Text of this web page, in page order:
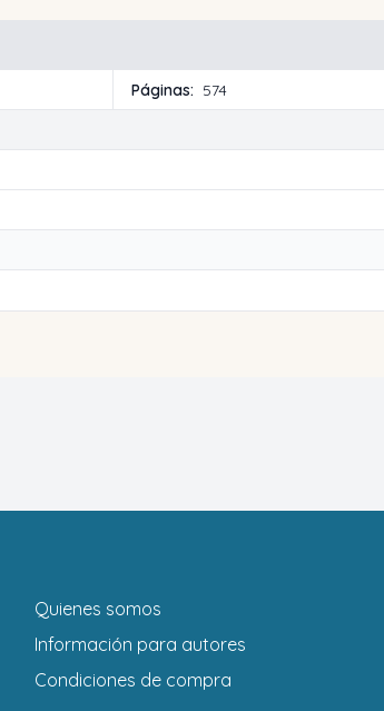
Páginas: 574
Quienes somos
Información para autores
Condiciones de compra